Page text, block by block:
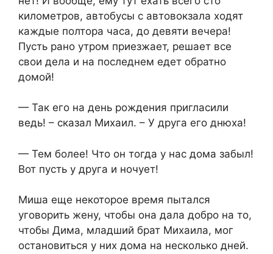
километров, автобусы с автовокзала ходят
каждые полтора часа, до девяти вечера!
Пусть рано утром приезжает, решает все
свои дела и на последнем едет обратно
домой!
— Так его на день рождения пригласили
ведь! – сказал Михаил. – У друга его днюха!
— Тем более! Что он тогда у нас дома забыл!
Вот пусть у друга и ночует!
Миша еще некоторое время пытался
уговорить жену, чтобы она дала добро на то,
чтобы Дима, младший брат Михаила, мог
остановиться у них дома на несколько дней.